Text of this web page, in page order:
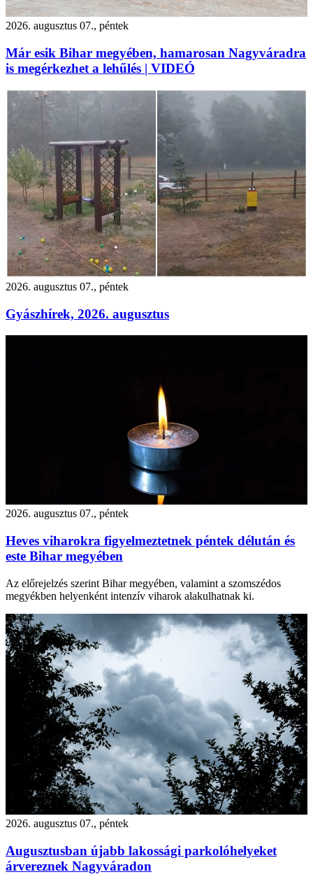
2026. augusztus 07., péntek
Már esik Bihar megyében, hamarosan Nagyváradra
is megérkezhet a lehűlés | VIDEÓ
2026. augusztus 07., péntek
Gyászhírek, 2026. augusztus
2026. augusztus 07., péntek
Heves viharokra figyelmeztetnek péntek délután és
este Bihar megyében
Az előrejelzés szerint Bihar megyében, valamint a szomszédos
megyékben helyenként intenzív viharok alakulhatnak ki.
2026. augusztus 07., péntek
Augusztusban újabb lakossági parkolóhelyeket
árvereznek Nagyváradon